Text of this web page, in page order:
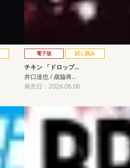
電子版 試し読み
チキン 「ドロップ…
井口達也 / 歳脇将…
発売日：2026.08.06